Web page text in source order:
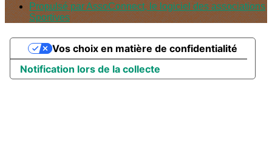
Propulsé par AssoConnect, le logiciel des associations
Sportives
Notification lors de la collecte
Vos choix en matière de confidentialité